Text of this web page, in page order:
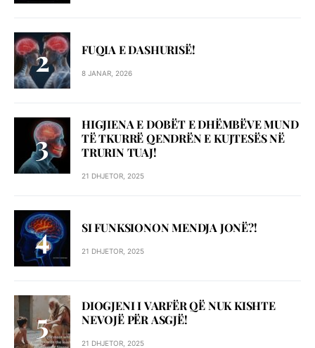
FUQIA E DASHURISË!
8 JANAR, 2026
HIGJIENA E DOBËT E DHËMBËVE MUND
TË TKURRË QENDRËN E KUJTESËS NË
TRURIN TUAJ!
21 DHJETOR, 2025
SI FUNKSIONON MENDJA JONË?!
21 DHJETOR, 2025
DIOGJENI I VARFËR QË NUK KISHTE
NEVOJË PËR ASGJË!
21 DHJETOR, 2025